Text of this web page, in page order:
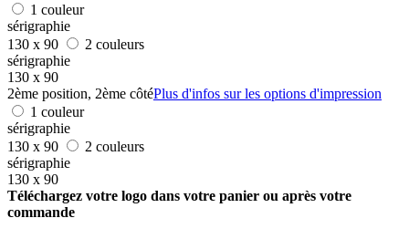
1 couleur
sérigraphie
130 x 90
2 couleurs
sérigraphie
130 x 90
2ème position, 2ème côtéPlus d'infos sur les options d'impression
1 couleur
sérigraphie
130 x 90
2 couleurs
sérigraphie
130 x 90
Téléchargez votre logo dans votre panier ou après votre
commande